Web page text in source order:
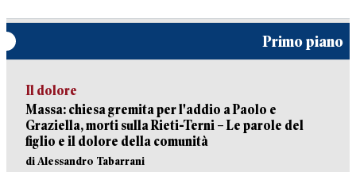
Primo piano
Il dolore
Massa: chiesa gremita per l'addio a Paolo e
Graziella, morti sulla Rieti-Terni – Le parole del
figlio e il dolore della comunità
di Alessandro Tabarrani